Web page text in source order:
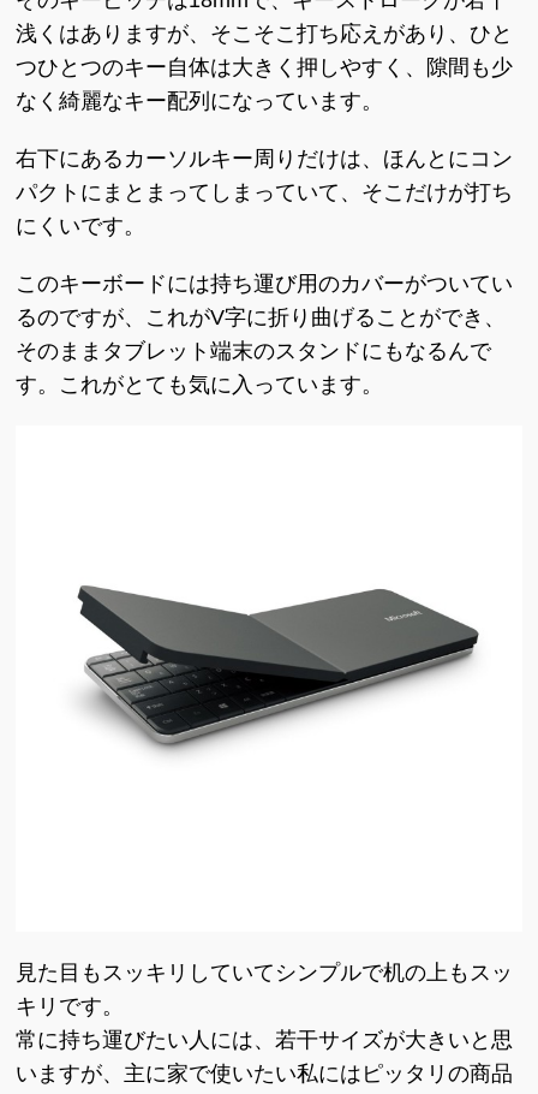
浅くはありますが、そこそこ打ち応えがあり、ひと
つひとつのキー自体は大きく押しやすく、隙間も少
なく綺麗なキー配列になっています。
右下にあるカーソルキー周りだけは、ほんとにコン
パクトにまとまってしまっていて、そこだけが打ち
にくいです。
このキーボードには持ち運び用のカバーがついてい
るのですが、これがV字に折り曲げることができ、
そのままタブレット端末のスタンドにもなるんで
す。これがとても気に入っています。
見た目もスッキリしていてシンプルで机の上もスッ
キリです。
常に持ち運びたい人には、若干サイズが大きいと思
いますが、主に家で使いたい私にはピッタリの商品